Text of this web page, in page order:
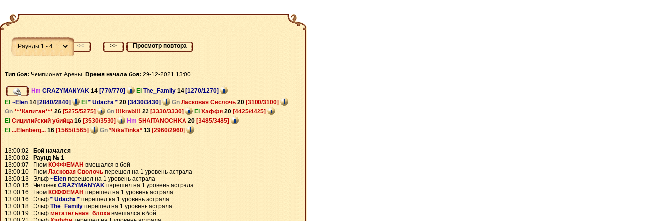
<< >> Просмотр повтора
Тип боя: Чемпионат Арены Время начала боя: 29-12-2021 13:00
Hm CRAZYMANYAK 14 [770/770] El The_Family 14 [1270/1270]
El ~Elen 14 [2840/2840] El * Udacha * 20 [3430/3430] Gn Ласковая Сволочь 20 [3100/3100]
Gn ***Капитан*** 26 [5275/5275] Gn !!!krab!!! 22 [3330/3330] El Хэффи 20 [4425/4425]
El Сицилийский убийца 16 [3530/3530] Hm SHAITANOCHKA 20 [3485/3485]
El ...Elenberg... 16 [1565/1565] Gn *NikaTinka* 13 [2960/2960]
13:00:02
Бой начался
13:00:02
Раунд № 1
13:00:07 Гном КОФФЕМАН вмешался в бой
13:00:10 Гном Ласковая Сволочь перешел на 1 уровень астрала
13:00:13 Эльф ~Elen перешел на 1 уровень астрала
13:00:15 ЧеловекCRAZYMANYAK перешел на 1 уровень астрала
13:00:16 Гном КОФФЕМАН перешел на 1 уровень астрала
13:00:16 Эльф * Udacha * перешел на 1 уровень астрала
13:00:18 Эльф The_Family перешел на 1 уровень астрала
13:00:19 Эльф метательная_блоха вмешался в бой